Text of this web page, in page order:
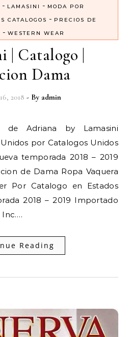
- LAMASINI - MODA POR
CATALOGOS - PRECIOS DE
- WESTERN WEAR
| Catalogo |
Dama
2018 - By admin
por Catalogos Unidos
temporada 2018 – 2019
de Dama Ropa Vaquera
Por Catalogo en Estados
2018 – 2019 Importado
Inc.…
Reading